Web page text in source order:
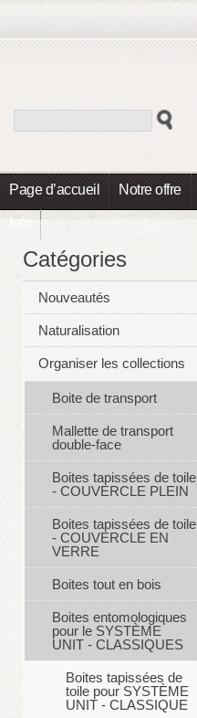
Page d’accueil Notre offre
Info
Catégories
Nouveautés
Naturalisation
Organiser les collections
Boite de transport
Mallette de transport
double-face
Boites tapissées de toile
- COUVERCLE PLEIN
Boites tapissées de toile
- COUVERCLE EN
VERRE
Boites tout en bois
Boites entomologiques
pour le SYSTÈME
UNIT - CLASSIQUES
Boites tapissées de
toile pour SYSTÈME
UNIT - CLASSIQUE